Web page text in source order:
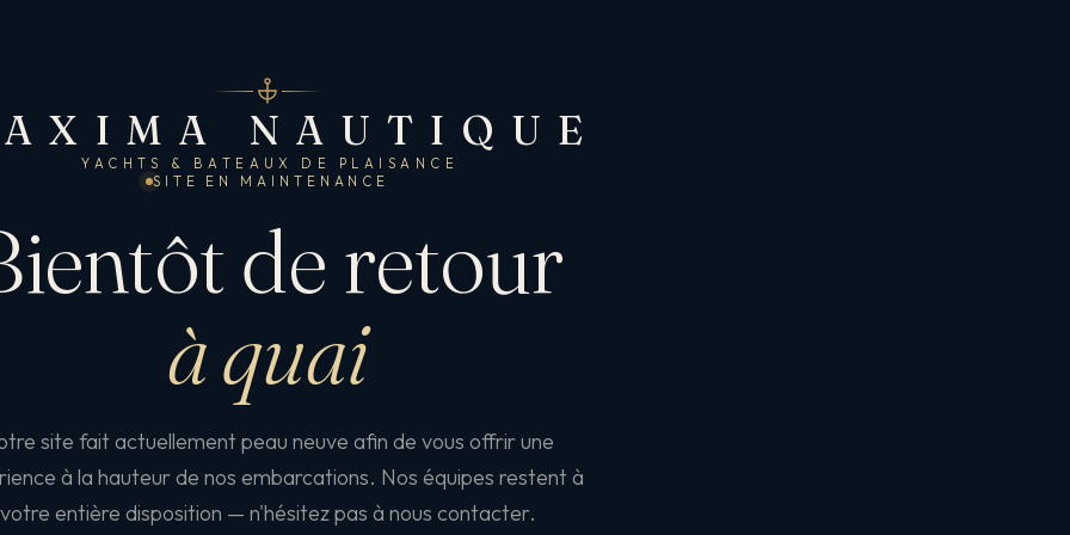
NAUTIQUE
YACHTS & BATEAUX DE PLAISANCE
SITE EN MAINTENANCE
de retour
à quai
site fait actuellement peau neuve afin de vous offrir une
à la hauteur de nos embarcations. Nos équipes restent à
votre entière disposition — n'hésitez pas à nous contacter.